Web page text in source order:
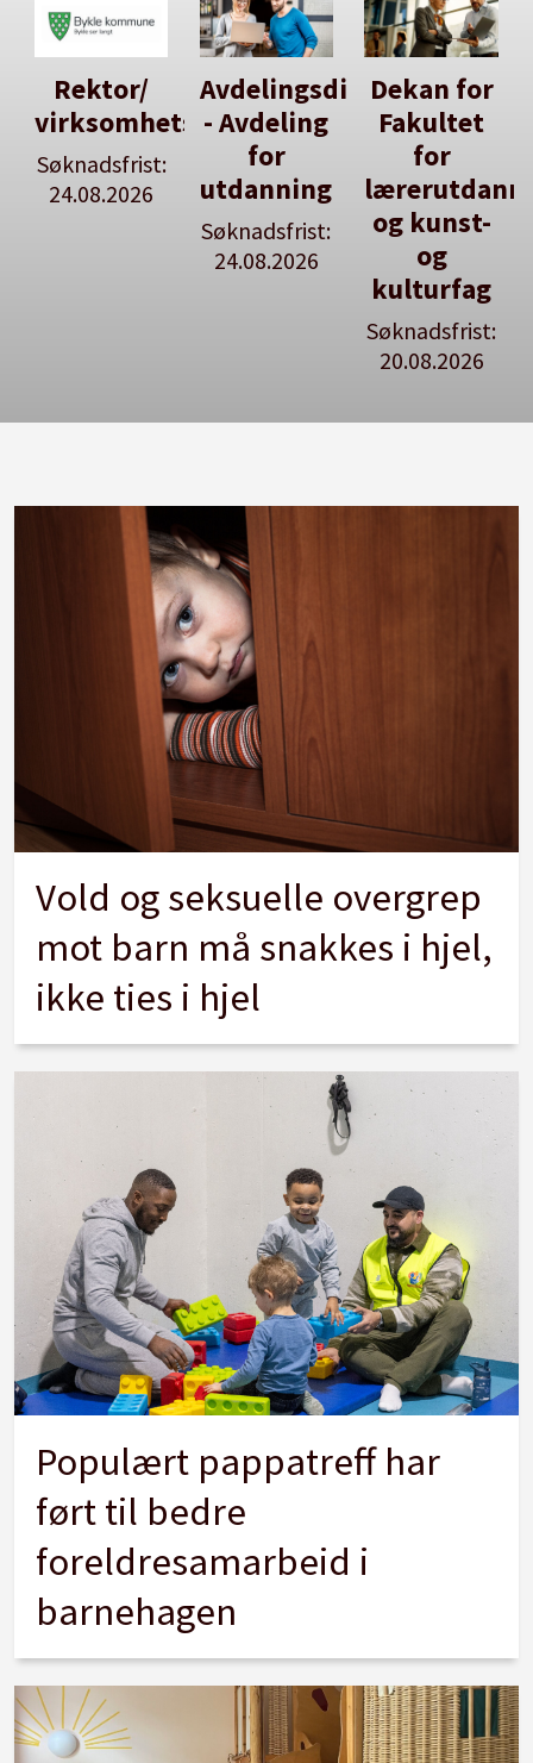
Avdelingsdirektør
- Avdeling
for
utdanning
Dekan for
Fakultet
for
lærerutdanning
og kunst-
og
Her kan
du utlyse
en ledig
stilling
Se våre
stillingspakker
Vold og seksuelle overgrep
mot barn må snakkes i hjel,
ikke ties i hjel
Populært pappatreff har
ført til bedre
foreldresamarbeid i
barnehagen